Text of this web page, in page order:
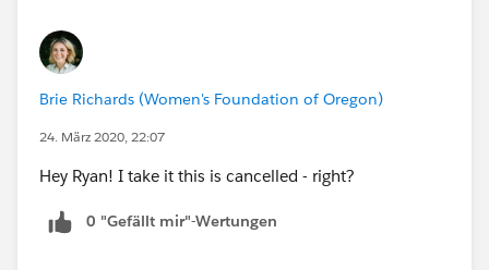
Brie Richards (Women's Foundation of Oregon)
24. März 2020, 22:07
Hey Ryan! I take it this is cancelled - right?
0 "Gefällt mir"-Wertungen